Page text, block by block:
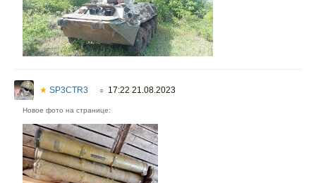
★ SP3CTR3 ○ 17:22 21.08.2023
Новое фото на странице: